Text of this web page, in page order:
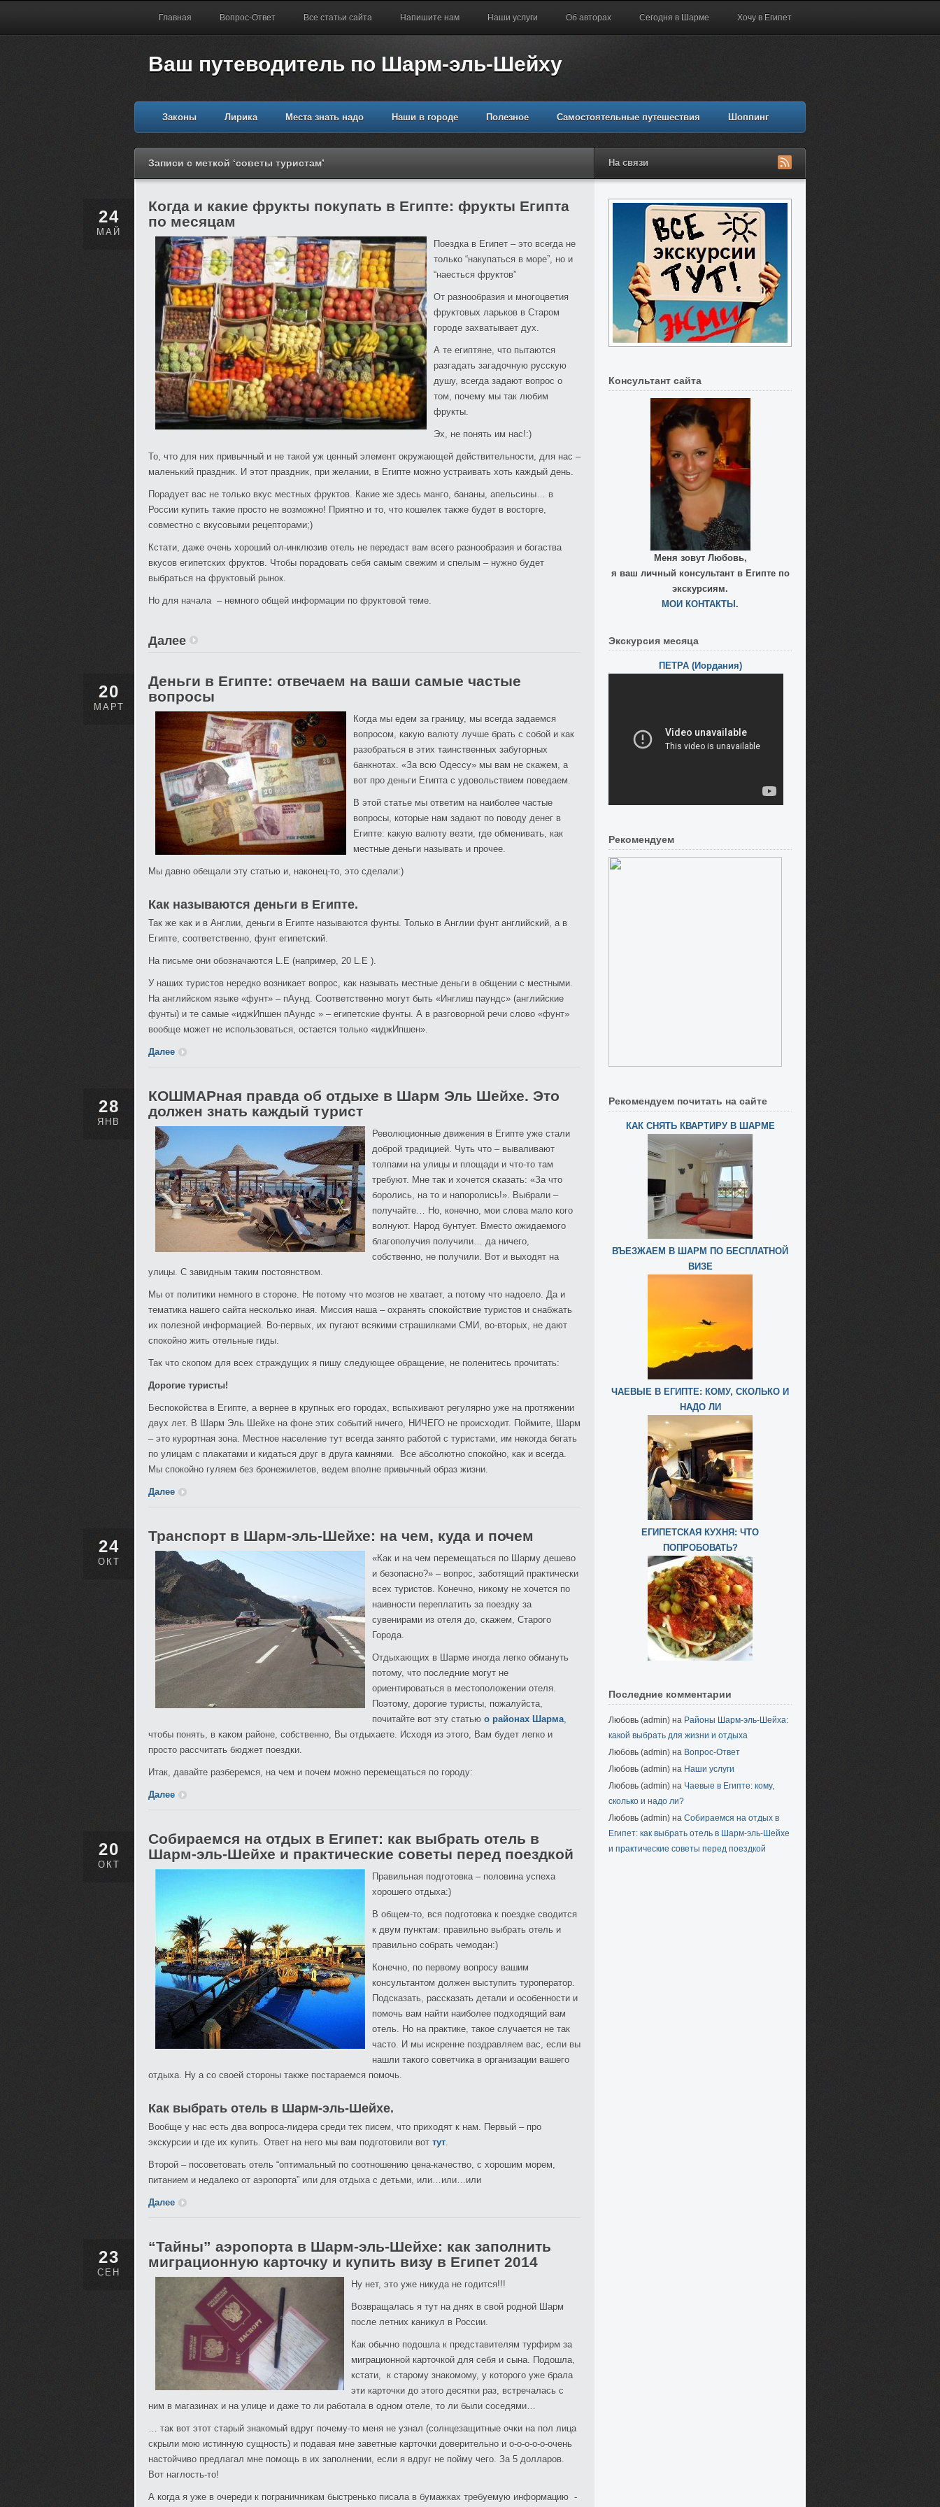
Главная Вопрос-Ответ Все статьи сайта Напишите нам Наши услуги Об авторах Сегодня в Шарме Хочу в Египет
Ваш путеводитель по Шарм-эль-Шейху
Законы Лирика Места знать надо Наши в городе Полезное Самостоятельные путешествия Шоппинг
Записи с меткой ‘советы туристам’ На связи
24
МАЙ
Когда и какие фрукты покупать в Египте: фрукты Египта
по месяцам
Поездка в Египет – это всегда не
только “накупаться в море”, но и
“наесться фруктов”
От разнообразия и многоцветия
фруктовых ларьков в Старом
городе захватывает дух.
А те египтяне, что пытаются
разгадать загадочную русскую
душу, всегда задают вопрос о
том, почему мы так любим
фрукты.
Эх, не понять им нас!:)
То, что для них привычный и не такой уж ценный элемент окружающей действительности, для нас –
маленький праздник. И этот праздник, при желании, в Египте можно устраивать хоть каждый день.
Порадует вас не только вкус местных фруктов. Какие же здесь манго, бананы, апельсины… в
России купить такие просто не возможно! Приятно и то, что кошелек также будет в восторге,
совместно с вкусовыми рецепторами;)
Кстати, даже очень хороший ол-инклюзив отель не передаст вам всего разнообразия и богаства
вкусов египетских фруктов. Чтобы порадовать себя самым свежим и спелым – нужно будет
выбраться на фруктовый рынок.
Но для начала – немного общей информации по фруктовой теме.
Далее
20
МАРТ
Деньги в Египте: отвечаем на ваши самые частые
вопросы
Когда мы едем за границу, мы всегда задаемся
вопросом, какую валюту лучше брать с собой и как
разобраться в этих таинственных забугорных
банкнотах. «За всю Одессу» мы вам не скажем, а
вот про деньги Египта с удовольствием поведаем.
В этой статье мы ответим на наиболее частые
вопросы, которые нам задают по поводу денег в
Египте: какую валюту везти, где обменивать, как
местные деньги называть и прочее.
Мы давно обещали эту статью и, наконец-то, это сделали:)
Как называются деньги в Египте.
Так же как и в Англии, деньги в Египте называются фунты. Только в Англии фунт английский, а в
Египте, соответственно, фунт египетский.
На письме они обозначаются L.E (например, 20 L.E ).
У наших туристов нередко возникает вопрос, как называть местные деньги в общении с местными.
На английском языке «фунт» – пАунд. Соответственно могут быть «Инглиш паундс» (английские
фунты) и те самые «иджИпшен пАундс » – египетские фунты. А в разговорной речи слово «фунт»
вообще может не использоваться, остается только «иджИпшен».
Далее
28
ЯНВ
КОШМАРная правда об отдыхе в Шарм Эль Шейхе. Это
должен знать каждый турист
Революционные движения в Египте уже стали
доброй традицией. Чуть что – вываливают
толпами на улицы и площади и что-то там
требуют. Мне так и хочется сказать: «За что
боролись, на то и напоролись!». Выбрали –
получайте… Но, конечно, мои слова мало кого
волнуют. Народ бунтует. Вместо ожидаемого
благополучия получили… да ничего,
собственно, не получили. Вот и выходят на
улицы. С завидным таким постоянством.
Мы от политики немного в стороне. Не потому что мозгов не хватает, а потому что надоело. Да и
тематика нашего сайта несколько иная. Миссия наша – охранять спокойствие туристов и снабжать
их полезной информацией. Во-первых, их пугают всякими страшилками СМИ, во-вторых, не дают
спокойно жить отельные гиды.
Так что скопом для всех страждущих я пишу следующее обращение, не поленитесь прочитать:
Дорогие туристы!
Беспокойства в Египте, а вернее в крупных его городах, вспыхивают регулярно уже на протяжении
двух лет. В Шарм Эль Шейхе на фоне этих событий ничего, НИЧЕГО не происходит. Поймите, Шарм
– это курортная зона. Местное население тут всегда занято работой с туристами, им некогда бегать
по улицам с плакатами и кидаться друг в друга камнями. Все абсолютно спокойно, как и всегда.
Мы спокойно гуляем без бронежилетов, ведем вполне привычный образ жизни.
Далее
24
ОКТ
Транспорт в Шарм-эль-Шейхе: на чем, куда и почем
«Как и на чем перемещаться по Шарму дешево
и безопасно?» – вопрос, заботящий практически
всех туристов. Конечно, никому не хочется по
наивности переплатить за поездку за
сувенирами из отеля до, скажем, Старого
Города.
Отдыхающих в Шарме иногда легко обмануть
потому, что последние могут не
ориентироваться в местоположении отеля.
Поэтому, дорогие туристы, пожалуйста,
почитайте вот эту статью о районах Шарма,
чтобы понять, в каком районе, собственно, Вы отдыхаете. Исходя из этого, Вам будет легко и
просто рассчитать бюджет поездки.
Итак, давайте разберемся, на чем и почем можно перемещаться по городу:
Далее
20
ОКТ
Собираемся на отдых в Египет: как выбрать отель в
Шарм-эль-Шейхе и практические советы перед поездкой
Правильная подготовка – половина успеха
хорошего отдыха:)
В общем-то, вся подготовка к поездке сводится
к двум пунктам: правильно выбрать отель и
правильно собрать чемодан:)
Конечно, по первому вопросу вашим
консультантом должен выступить туроператор.
Подсказать, рассказать детали и особенности и
помочь вам найти наиболее подходящий вам
отель. Но на практике, такое случается не так
часто. И мы искренне поздравляем вас, если вы
нашли такого советчика в организации вашего
отдыха. Ну а со своей стороны также постараемся помочь.
Как выбрать отель в Шарм-эль-Шейхе.
Вообще у нас есть два вопроса-лидера среди тех писем, что приходят к нам. Первый – про
экскурсии и где их купить. Ответ на него мы вам подготовили вот тут.
Второй – посоветовать отель “оптимальный по соотношению цена-качество, с хорошим морем,
питанием и недалеко от аэропорта” или для отдыха с детьми, или…или…или
Далее
23
СЕН
“Тайны” аэропорта в Шарм-эль-Шейхе: как заполнить
миграционную карточку и купить визу в Египет 2014
Ну нет, это уже никуда не годится!!!
Возвращалась я тут на днях в свой родной Шарм
после летних каникул в России.
Как обычно подошла к представителям турфирм за
миграционной карточкой для себя и сына. Подошла,
кстати, к старому знакомому, у которого уже брала
эти карточки до этого десятки раз, встречалась с
ним в магазинах и на улице и даже то ли работала в одном отеле, то ли были соседями…
… так вот этот старый знакомый вдруг почему-то меня не узнал (солнцезащитные очки на пол лица
скрыли мою истинную сущность) и подавая мне заветные карточки доверительно и о-о-о-о-о-очень
настойчиво предлагал мне помощь в их заполнении, если я вдруг не пойму чего. За 5 долларов.
Вот наглость-то!
А когда я уже в очереди к пограничникам быстренько писала в бумажках требуемую информацию -
Консультант сайта
Меня зовут Любовь,
я ваш личный консультант в Египте по
экскурсиям.
МОИ КОНТАКТЫ .
Экскурсия месяца
ПЕТРА (Иордания)
Рекомендуем
Рекомендуем почитать на сайте
КАК СНЯТЬ КВАРТИРУ В ШАРМЕ
ВЪЕЗЖАЕМ В ШАРМ ПО БЕСПЛАТНОЙ
ВИЗЕ
ЧАЕВЫЕ В ЕГИПТЕ: КОМУ, СКОЛЬКО И
НАДО ЛИ
ЕГИПЕТСКАЯ КУХНЯ: ЧТО
ПОПРОБОВАТЬ?
Последние комментарии
Любовь (admin) на Районы Шарм-эль-Шейха:
какой выбрать для жизни и отдыха
Любовь (admin) на Вопрос-Ответ
Любовь (admin) на Наши услуги
Любовь (admin) на Чаевые в Египте: кому,
сколько и надо ли?
Любовь (admin) на Собираемся на отдых в
Египет: как выбрать отель в Шарм-эль-Шейхе
и практические советы перед поездкой